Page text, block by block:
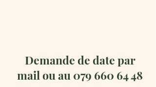
Demande de date par
mail ou au 079 660 64 48